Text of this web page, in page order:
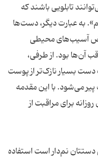
تابلویی باشند که
به عبارت دیگر، دست‌ها
آسیب‌های محیطی
آن‌ها بود. از طرفی،
بسیار نازک‌تر از پوست
می‌شود. با این مقدمه
برای مراقبت از
دستتان نم‌دار است استفاده